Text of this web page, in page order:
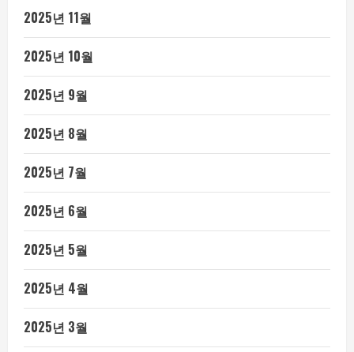
2025년 11월
2025년 10월
2025년 9월
2025년 8월
2025년 7월
2025년 6월
2025년 5월
2025년 4월
2025년 3월